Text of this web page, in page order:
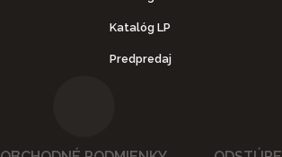
Katalóg LP
Predpredaj